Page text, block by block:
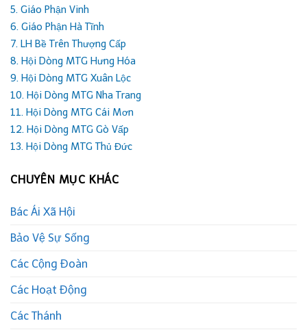
5. Giáo Phận Vinh
6. Giáo Phận Hà Tĩnh
7. LH Bề Trên Thượng Cấp
8. Hội Dòng MTG Hưng Hóa
9. Hội Dòng MTG Xuân Lộc
10. Hội Dòng MTG Nha Trang
11. Hội Dòng MTG Cái Mơn
12. Hội Dòng MTG Gò Vấp
13. Hội Dòng MTG Thủ Đức
CHUYÊN MỤC KHÁC
Bác Ái Xã Hội
Bảo Vệ Sự Sống
Các Cộng Đoàn
Các Hoạt Động
Các Thánh